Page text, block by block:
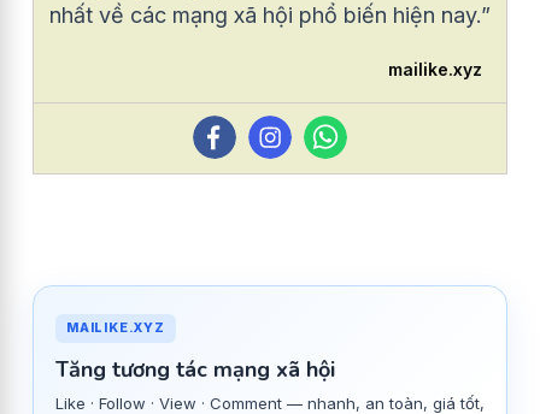
nhất về các mạng xã hội phổ biến hiện nay.”
mailike.xyz
MAILIKE.XYZ
Tăng tương tác mạng xã hội
Like · Follow · View · Comment — nhanh, an toàn, giá tốt,